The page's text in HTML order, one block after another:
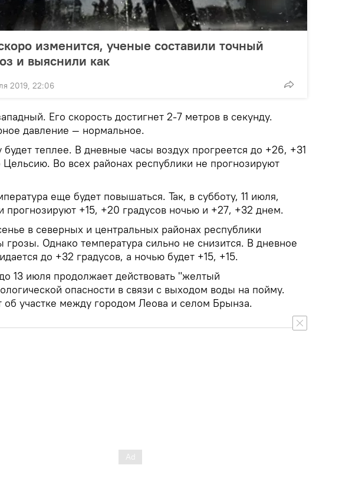
изменится, ученые составили точный
и выяснили как
2019, 22:06
Его скорость достигнет 2-7 метров в секунду.
давление — нормальное.
будет теплее. В дневные часы воздух прогреется до +26, +31
Цельсию. Во всех районах республики не прогнозируют
еще будет повышаться. Так, в субботу, 11 июля,
прогнозируют +15, +20 градусов ночью и +27, +32 днем.
в северных и центральных районах республики
грозы. Однако температура сильно не снизится. В дневное
до +32 градусов, а ночью будет +15, +15.
13 июля продолжает действовать "желтый
опасности в связи с выходом воды на пойму.
об участке между городом Леова и селом Брынза.